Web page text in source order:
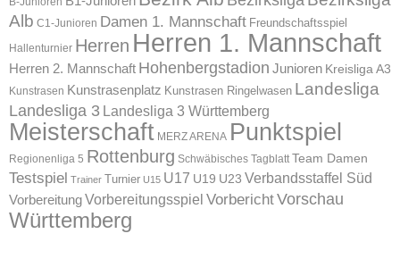
Alb C1-Junioren Damen 1. Mannschaft Freundschaftsspiel
Hallenturnier Herren Herren 1. Mannschaft
Herren 2. Mannschaft Hohenbergstadion Junioren Kreisliga A3
Kunstrasen Kunstrasenplatz Kunstrasen Ringelwasen Landesliga
Landesliga 3 Landesliga 3 Württemberg
Meisterschaft MERZ ARENA Punktspiel
Regionenliga 5 Rottenburg Schwäbisches Tagblatt Team Damen
Testspiel Trainer Turnier U15 U17 U19 U23 Verbandsstaffel Süd
VorbereitungVorbereitungsspiel VorberichtVorschau
Württemberg